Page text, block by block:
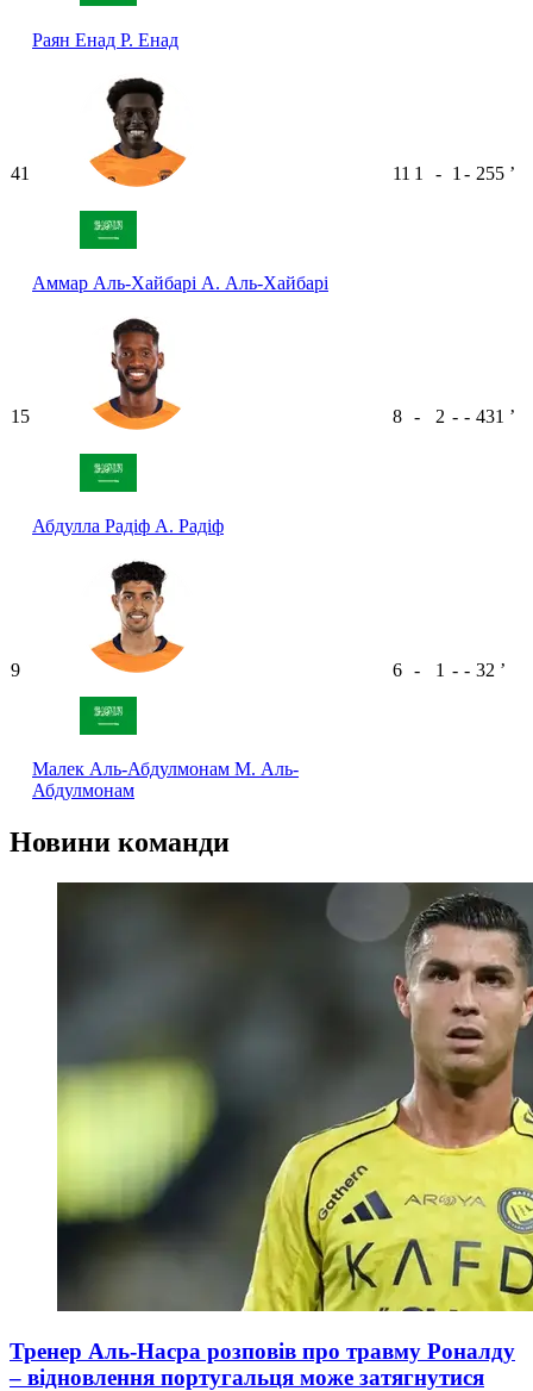
Раян Енад Р. Енад
41
Аммар Аль-Хайбарі А. Аль-Хайбарі
11 1 - 1 - 255 ʼ
15
Абдулла Радіф А. Радіф
8 - 2 - - 431 ʼ
9
Малек Аль-Абдулмонам М. Аль-
Абдулмонам
6 - 1 - - 32 ʼ
Новини команди
Тренер Аль-Насра розповів про травму Роналду
– відновлення португальця може затягнутися